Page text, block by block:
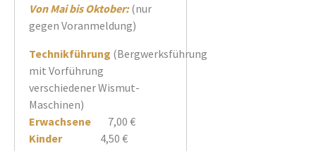
Von Mai bis Oktober:(nur
gegen Voranmeldung)
Technikführung (Bergwerksführung
mit Vorführung
verschiedener Wismut-
Maschinen)
Erwachsene 7,00 €
Kinder4,50 €